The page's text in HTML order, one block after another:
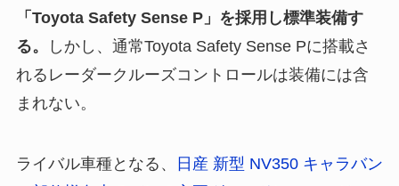
「Toyota Safety Sense P」を採用し標準装備す
る。
しかし、通常Toyota Safety Sense Pに搭載さ
れるレーダークルーズコントロールは装備には含
まれない。
ライバル車種となる、
日産 新型 NV350 キャラバン